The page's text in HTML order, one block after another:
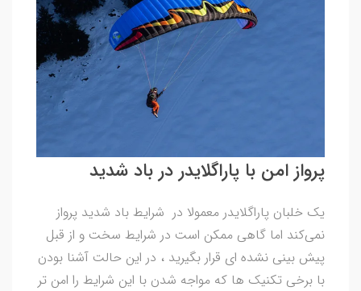
پرواز امن با پاراگلایدر در باد شدید
یک خلبان پاراگلایدر معمولا در شرایط باد شدید پرواز
نمی‌کند اما گاهی ممکن است در شرایط سخت و از قبل
پیش بینی نشده ای قرار بگیرید ، در این حالت آشنا بودن
با برخی تکنیک ها که مواجه شدن با این شرایط را امن تر